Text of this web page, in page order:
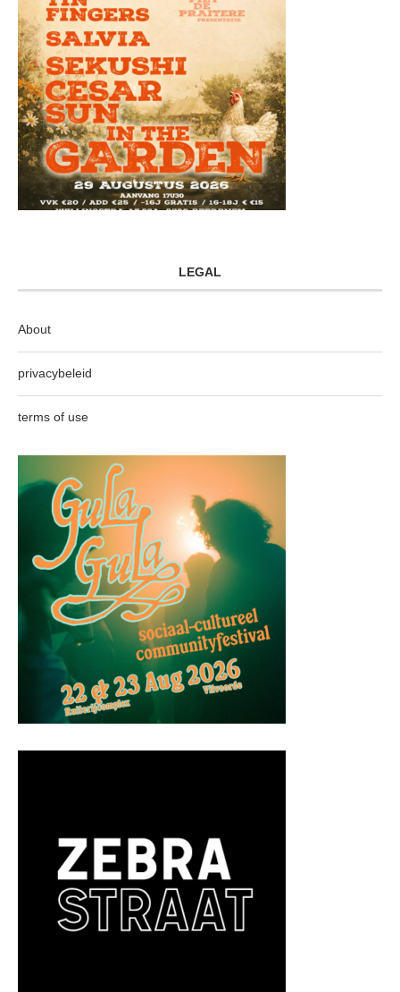
LEGAL
About
privacybeleid
terms of use